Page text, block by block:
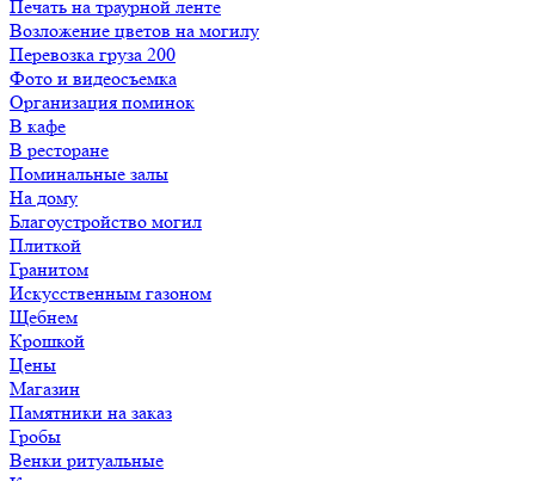
Печать на траурной ленте
Возложение цветов на могилу
Перевозка груза 200
Фото и видеосъемка
Организация поминок
В кафе
В ресторане
Поминальные залы
На дому
Благоустройство могил
Плиткой
Гранитом
Искусственным газоном
Щебнем
Крошкой
Цены
Магазин
Памятники на заказ
Гробы
Венки ритуальные